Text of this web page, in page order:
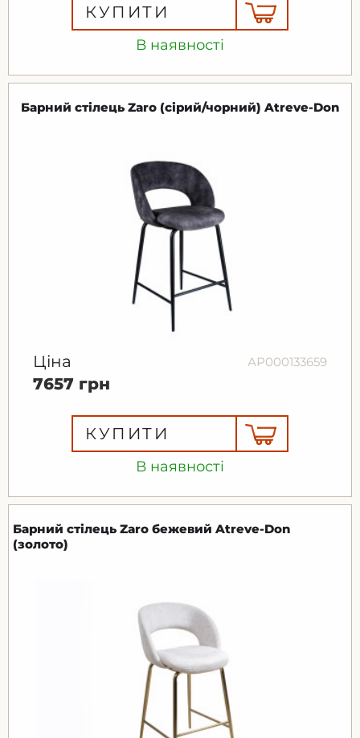
В наявності
КУПИТИ
В наявності
Барний стілець Zaro (cірий/чорний) Atreve-Don
Ціна АР000133659
7657 грн
КУПИТИ
Барний стілець Zaro бежевий Atreve-Don
(золото)